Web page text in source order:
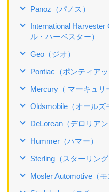
Panoz（パノス）
International
ル・ハーベスター）
Geo（ジオ）
Pontiac（ポンティアッ
Mercury（ マーキュリ
Oldsmobile（オールズ
DeLorean（デロリアン
Hummer（ハマー）
Sterling（スターリング
Mosler Automotive（